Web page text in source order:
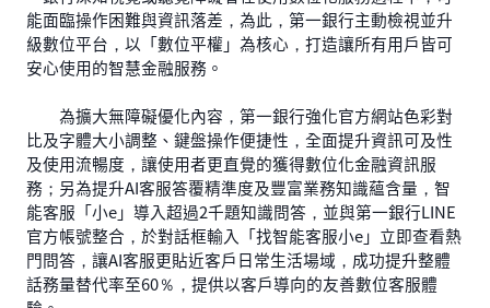
能面臨操作困難與資訊落差，為此，第一銀行主動檢視並升
級數位平台，以「數位平權」為核心，打造讓所有用戶皆可
安心使用的智慧金融服務。
為擴大無障礙優化內容，第一銀行強化官方網站色彩對
比及字體大小調整、鍵盤操作便捷性，全面提升資訊可及性
及使用流暢度，讓使用者更直覺的獲得數位化金融資訊服
務；另為提升AI客服答覆精準度及豐富業務知識蘊含量，智
能客服「小e」導入超過2千題知識問答，並與第一銀行LINE
官方帳號整合，於對話框輸入「找智能客服小e」立即查看熱
門問答，讓AI客服更貼近客戶日常生活場域，成功提升整體
話務量替代率至60％，提供以客戶導向的友善數位客服體